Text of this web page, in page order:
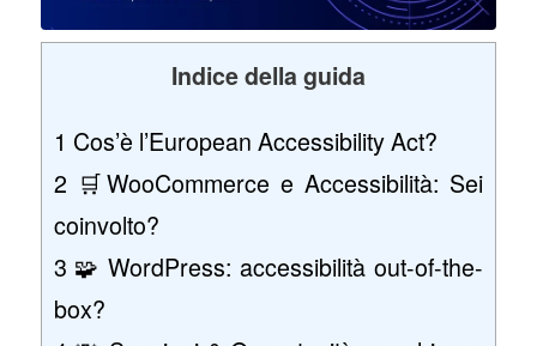
Indice della guida
1 Cos’è l’European Accessibility Act?
2 🛒WooCommerce e Accessibilità: Sei
coinvolto?
3 🧩 WordPress: accessibilità out-of-the-
box?